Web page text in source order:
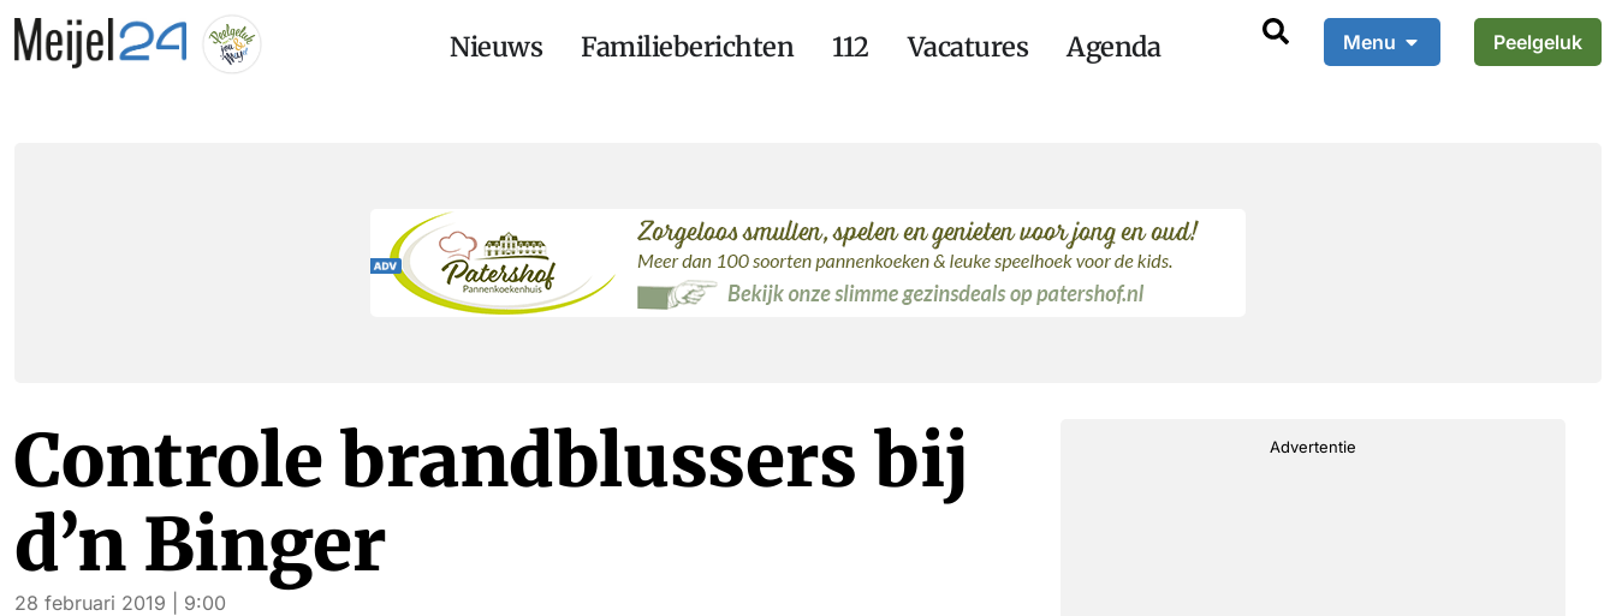
Nieuws Familieberichten 112 Vacatures Agenda Menu Peelgeluk
Controle brandblussers bij
d’n Binger
28 februari 2019 | 9:00
Advertentie